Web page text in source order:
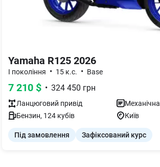
Yamaha R125 2026
I покоління • 15 к.с. • Base
7 210 $ • 324 450 грн
Ланцюговий привід
Механічна
Бензин, 124 кубів Київ
Під замовлення Зафіксований курс